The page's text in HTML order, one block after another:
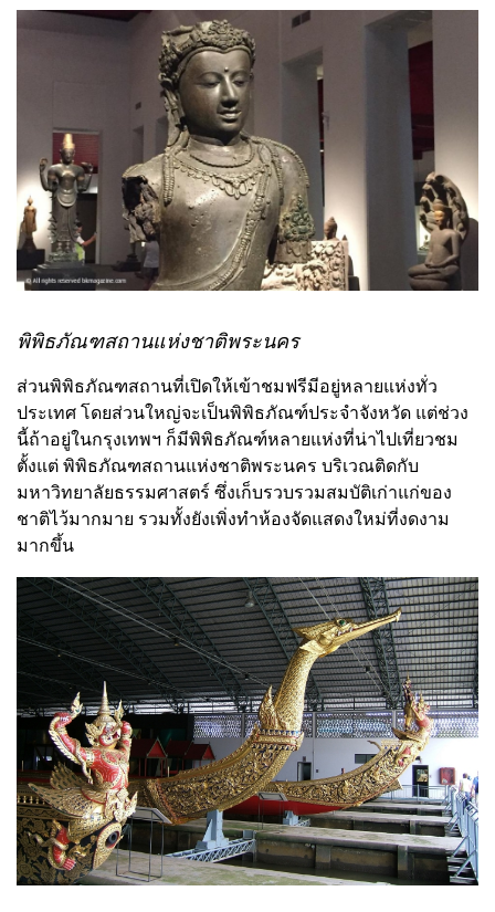
พิพิธภัณฑสถานแห่งชาติพระนคร
ส่วนพิพิธภัณฑสถานที่เปิดให้เข้าชมฟรีมีอยู่หลายแห่งทั่ว
ประเทศ โดยส่วนใหญ่จะเป็นพิพิธภัณฑ์ประจำจังหวัด แต่ช่วง
นี้ถ้าอยู่ในกรุงเทพฯ ก็มีพิพิธภัณฑ์หลายแห่งที่น่าไปเที่ยวชม
ตั้งแต่ พิพิธภัณฑสถานแห่งชาติพระนคร บริเวณติดกับ
มหาวิทยาลัยธรรมศาสตร์ ซึ่งเก็บรวบรวมสมบัติเก่าแก่ของ
ชาติไว้มากมาย รวมทั้งยังเพิ่งทำห้องจัดแสดงใหม่ที่งดงาม
มากขึ้น